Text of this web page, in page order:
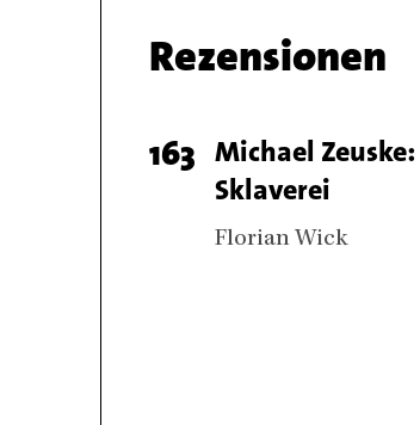
Chapter
name
Rezensionen
Chapter
articles
Page
number
163 Titel
Michael Zeuske:
Sklaverei
Authors
Florian Wick